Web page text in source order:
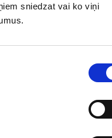
sniedzat vai ko viņi